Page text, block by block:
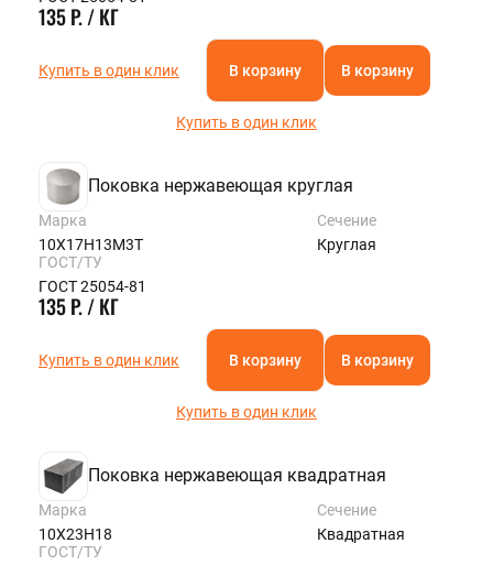
135 Р. / КГ
Купить в один клик В корзину В корзину
Купить в один клик
Поковка нержавеющая круглая
Марка
10Х17Н13М3Т
Сечение
Круглая
ГОСТ/ТУ
ГОСТ 25054-81
135 Р. / КГ
Купить в один клик В корзину В корзину
Купить в один клик
Поковка нержавеющая квадратная
Марка
10Х23Н18
Сечение
Квадратная
ГОСТ/ТУ